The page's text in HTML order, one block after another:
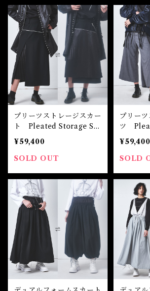
プリーツストレージスカー
ト Pleated Storage Ski
rt
¥59,400
SOLD OUT
プリー
ツ
nts
¥59,400
SOLD